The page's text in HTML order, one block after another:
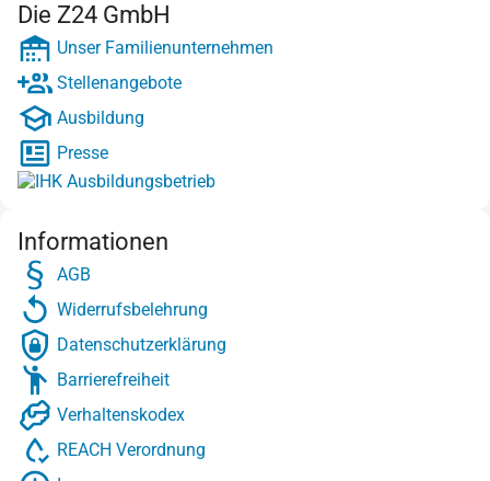
Die Z24 GmbH
Unser Familienunternehmen
Stellenangebote
Ausbildung
Presse
Informationen
AGB
Widerrufsbelehrung
Datenschutzerklärung
Barrierefreiheit
Verhaltenskodex
REACH Verordnung